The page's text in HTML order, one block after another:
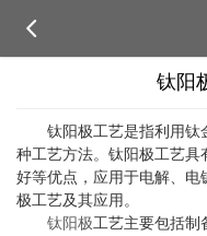

钛阳
钛阳极工艺是指利用钛
种工艺方法。钛阳极工艺
好等优点，应用于电解、电
极工艺及其应用。
钛阳极工艺主要包括制